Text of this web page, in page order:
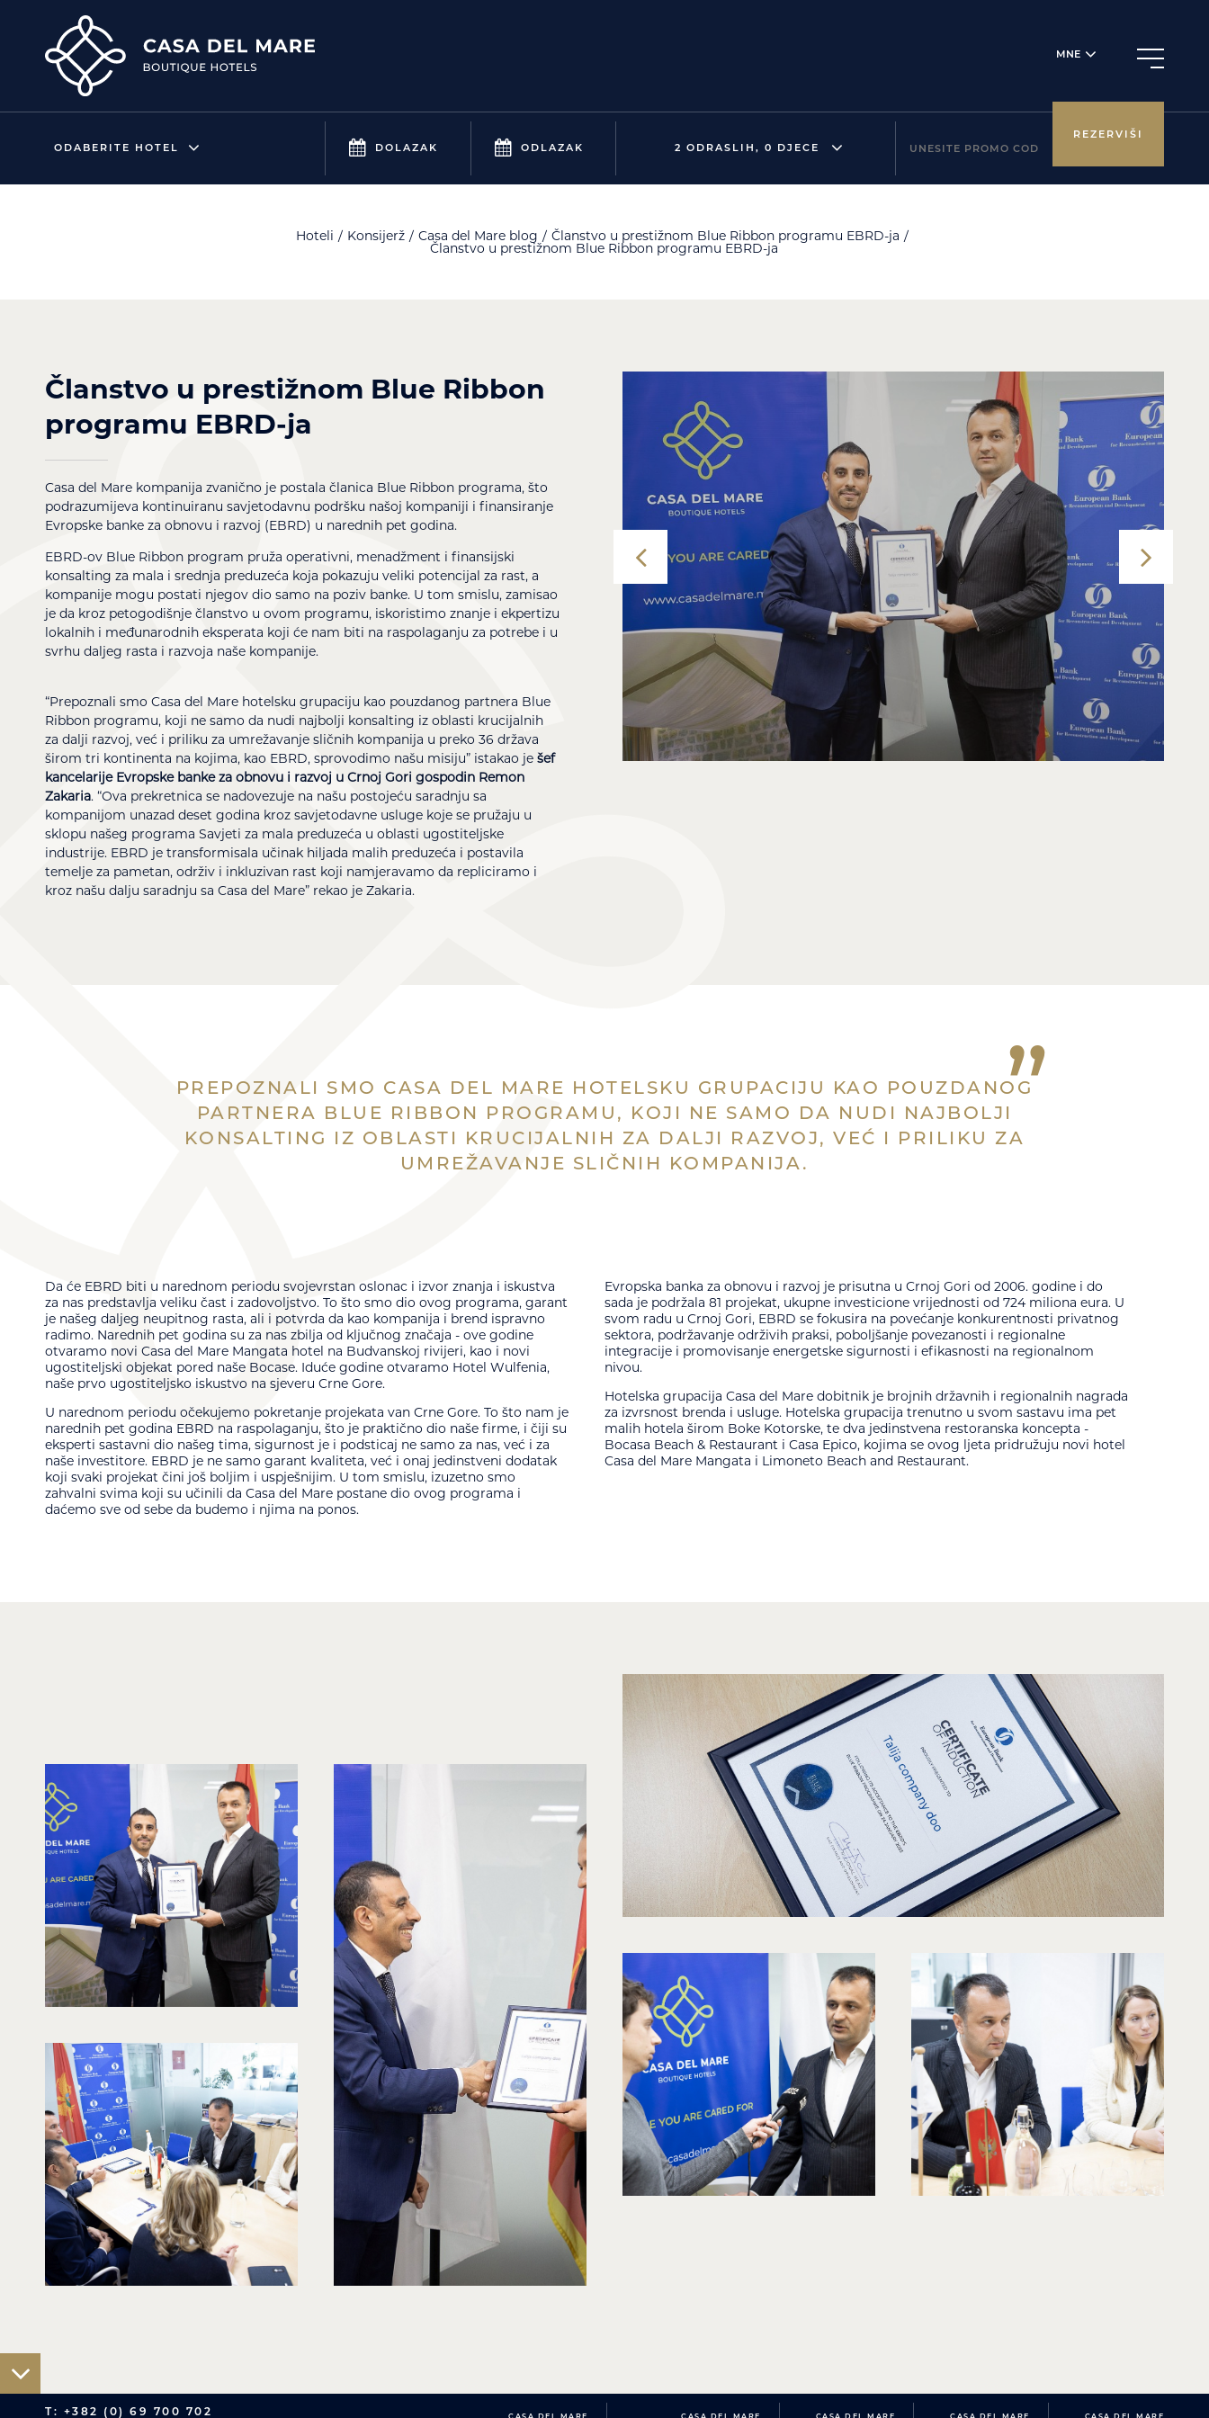
MNE
ODABERITE HOTEL DOLAZAK ODLAZAK 2 ODRASLIH, 0 DJECE
REZERVIŠI
Hoteli Konsijerž Casa del Mare blog Članstvo u prestižnom Blue Ribbon programu EBRD-ja
Članstvo u prestižnom Blue Ribbon programu EBRD-ja
Članstvo u prestižnom Blue Ribbon
programu EBRD-ja
Casa del Mare kompanija zvanično je postala članica Blue Ribbon programa, što
podrazumijeva kontinuiranu savjetodavnu podršku našoj kompaniji i finansiranje
Evropske banke za obnovu i razvoj (EBRD) u narednih pet godina.
EBRD-ov Blue Ribbon program​​ pruža operativni, menadžment i finansijski
konsalting za mala i srednja preduzeća koja pokazuju veliki potencijal za rast, a
kompanije mogu postati njegov dio samo na poziv banke. U tom smislu, zamisao
je da kroz petogodišnje članstvo u ovom programu, iskoristimo znanje i ekpertizu
lokalnih i međunarodnih eksperata koji će nam biti na raspolaganju za potrebe i u
svrhu daljeg rasta i razvoja naše kompanije.
“Prepoznali smo Casa del Mare hotelsku grupaciju kao pouzdanog partnera Blue
Ribbon programu, koji ne samo da nudi najbolji konsalting iz oblasti krucijalnih
za dalji razvoj, već i priliku za umrežavanje sličnih kompanija u preko 36 država
širom tri kontinenta na kojima, kao EBRD, sprovodimo našu misiju” istakao je šef
kancelarije Evropske banke za obnovu i razvoj u Crnoj Gori gospodin Remon
Zakaria. “Ova prekretnica se nadovezuje na našu postojeću saradnju sa
kompanijom unazad deset godina kroz savjetodavne usluge koje se pružaju u
sklopu našeg programa Savjeti za mala preduzeća u oblasti ugostiteljske
industrije. EBRD je transformisala učinak hiljada malih preduzeća i postavila
temelje za pametan, održiv i inkluzivan rast koji namjeravamo da repliciramo i
kroz našu dalju saradnju sa Casa del Mare” rekao je Zakaria.
PREPOZNALI SMO CASA DEL MARE HOTELSKU GRUPACIJU KAO POUZDANOG
PARTNERA BLUE RIBBON PROGRAMU, KOJI NE SAMO DA NUDI NAJBOLJI
KONSALTING IZ OBLASTI KRUCIJALNIH ZA DALJI RAZVOJ, VEĆ I PRILIKU ZA
UMREŽAVANJE SLIČNIH KOMPANIJA.
”
Da će EBRD biti u narednom periodu svojevrstan oslonac i izvor znanja i iskustva
za nas predstavlja veliku čast i zadovoljstvo. To što smo dio ovog programa, garant
je našeg daljeg neupitnog rasta, ali i potvrda da kao kompanija i brend ispravno
radimo. Narednih pet godina su za nas zbilja od ključnog značaja - ove godine
otvaramo novi Casa del Mare Mangata hotel na Budvanskoj rivijeri, kao i novi
ugostiteljski objekat pored naše Bocase. Iduće godine otvaramo Hotel Wulfenia,
naše prvo ugostiteljsko iskustvo na sjeveru Crne Gore.
U narednom periodu očekujemo pokretanje projekata van Crne Gore. To što nam je
narednih pet godina EBRD na raspolaganju, što je praktično dio naše firme, i čiji su
eksperti sastavni dio našeg tima, sigurnost je i podsticaj ne samo za nas, već i za
naše investitore. EBRD je ne samo garant kvaliteta, već i onaj jedinstveni dodatak
koji svaki projekat čini još boljim i uspješnijim. U tom smislu, izuzetno smo
zahvalni svima koji su učinili da Casa del Mare postane dio ovog programa i
daćemo sve od sebe da budemo i njima na ponos.
Evropska banka za obnovu i razvoj je prisutna u Crnoj Gori od 2006. godine i do
sada je podržala 81 projekat, ukupne investicione vrijednosti od 724 miliona eura. U
svom radu u Crnoj Gori, EBRD se fokusira na povećanje konkurentnosti privatnog
sektora, podržavanje održivih praksi, poboljšanje povezanosti i regionalne
integracije i promovisanje energetske sigurnosti i efikasnosti na regionalnom
nivou.
Hotelska grupacija Casa del Mare dobitnik je brojnih državnih i regionalnih nagrada
za izvrsnost brenda i usluge. Hotelska grupacija trenutno u svom sastavu ima pet
malih hotela širom Boke Kotorske, te dva jedinstvena restoranska koncepta -
Bocasa Beach & Restaurant i Casa Epico, kojima se ovog ljeta pridružuju novi hotel
Casa del Mare Mangata i Limoneto Beach and Restaurant.
T: +382 (0) 69 700 702 CASA DEL MARE CASA DEL MARE CASA DEL MARE CASA DEL MARE CASA DEL MARE